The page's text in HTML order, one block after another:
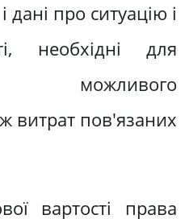
дані про ситуацію і
необхідні для
можливого
витрат пов'язаних
вартості права